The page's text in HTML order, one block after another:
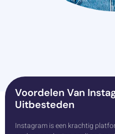
Voordelen Van
Uitbesteden
Instagram is een krachtig